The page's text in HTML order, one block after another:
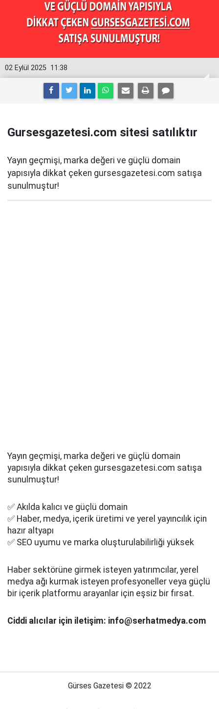
11:38
02 Eylül 2025
Gursesgazetesi.com sitesi satılıktır
Yayın geçmişi, marka değeri ve güçlü domain
yapısıyla dikkat çeken gursesgazetesi.com satışa
sunulmuştur!
Yayın geçmişi, marka değeri ve güçlü domain
yapısıyla dikkat çeken gursesgazetesi.com satışa
sunulmuştur!
✅ Akılda kalıcı ve güçlü domain
✅ Haber, medya, içerik üretimi ve yerel yayıncılık için
hazır altyapı
✅ SEO uyumu ve marka oluşturulabilirliği yüksek
Haber sektörüne girmek isteyen yatırımcılar, yerel
medya ağı kurmak isteyen profesyoneller veya güçlü
bir içerik platformu arayanlar için eşsiz bir fırsat.
Ciddi alıcılar için iletişim: info@serhatmedya.com
Gürses Gazetesi © 2022